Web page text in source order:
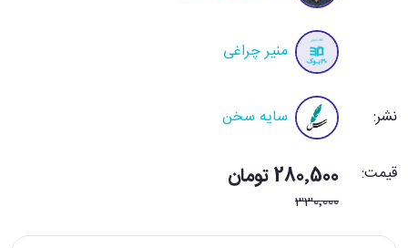
منیر چراغی
نشر: سایه سخن
قیمت: 280٬500 تومان
330٬000